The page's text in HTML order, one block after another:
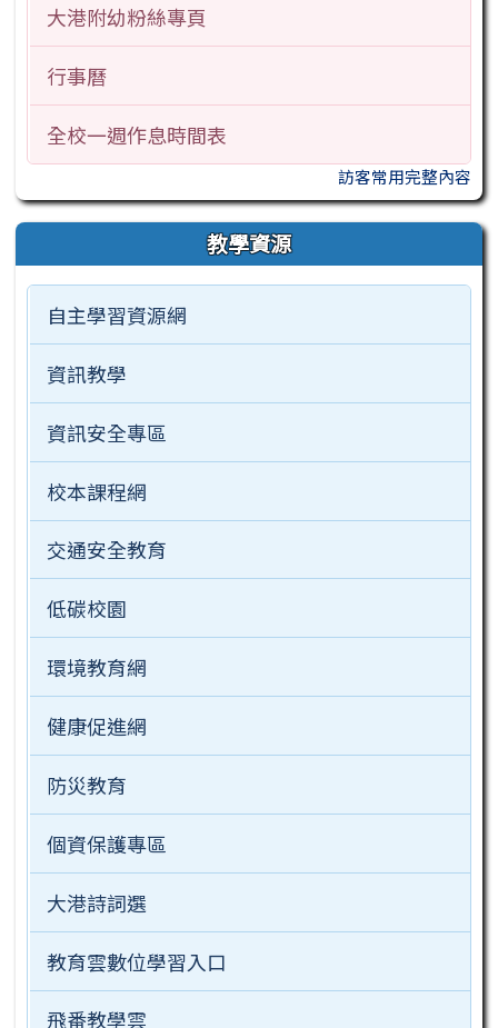
大港附幼粉絲專頁
行事曆
全校一週作息時間表
訪客常用完整內容
教學資源
自主學習資源網
資訊教學
資訊安全專區
校本課程網
交通安全教育
低碳校園
環境教育網
健康促進網
防災教育
個資保護專區
大港詩詞選
教育雲數位學習入口
飛番教學雲